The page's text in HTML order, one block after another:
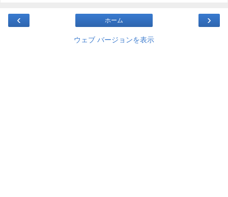
‹ ›
ホーム
ウェブ バージョンを表示